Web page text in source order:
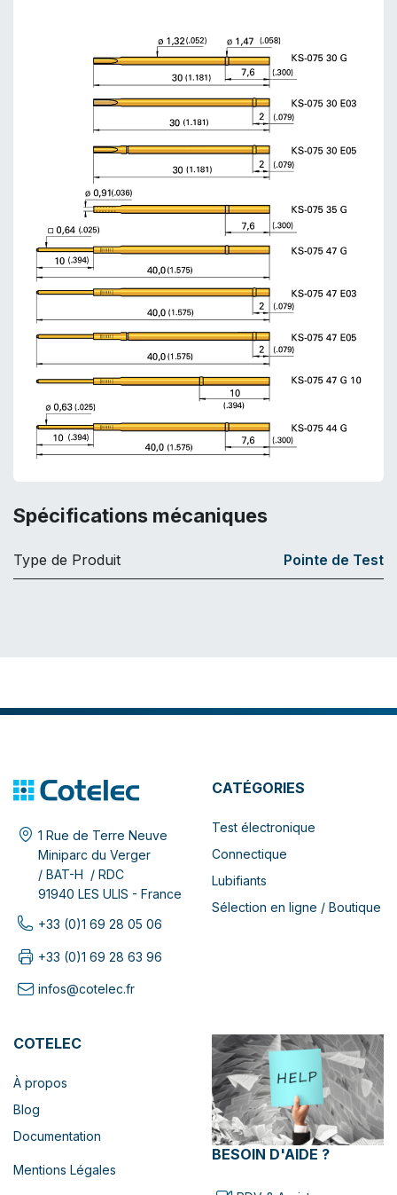
Spécifications mécaniques
Type de Produit Pointe de Test
1 Rue de Terre Neuve
Miniparc du Verger
/ BAT-H / RDC
91940 LES ULIS - France
+33 (0)1 69 28 05 06
+33 (0)1 69 28 63 96
infos@cotelec.fr
CATÉGORIES
Test électronique
Connectique
Lubifiants
Sélection en ligne / Boutique
COTELEC
À propos
Blog
Documentation
Mentions Légales
BESOIN D'AIDE ?